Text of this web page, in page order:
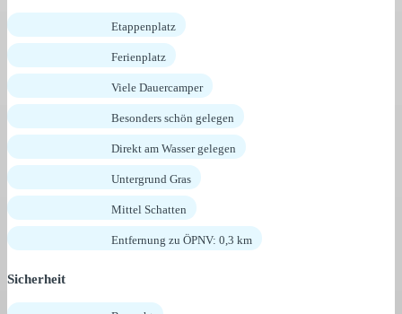
Etappenplatz
Ferienplatz
Viele Dauercamper
Besonders schön gelegen
Direkt am Wasser gelegen
Untergrund Gras
Mittel Schatten
Entfernung zu ÖPNV: 0,3 km
Sicherheit